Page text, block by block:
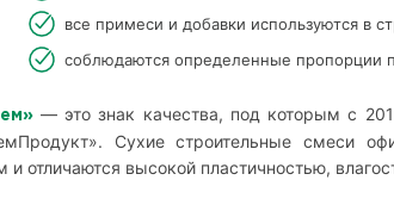
все примеси и добавки используются в
соблюдаются определенные пропорции
— это знак качества, под которым с
Сухие строительные смеси
и отличаются высокой пластичностью,